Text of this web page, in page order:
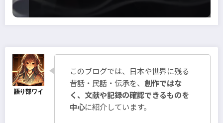
このブログでは、日本や世界に残る
昔話・民話・伝承を、 創作ではな
く、文献や記録の確認できるものを
中心に紹介しています。